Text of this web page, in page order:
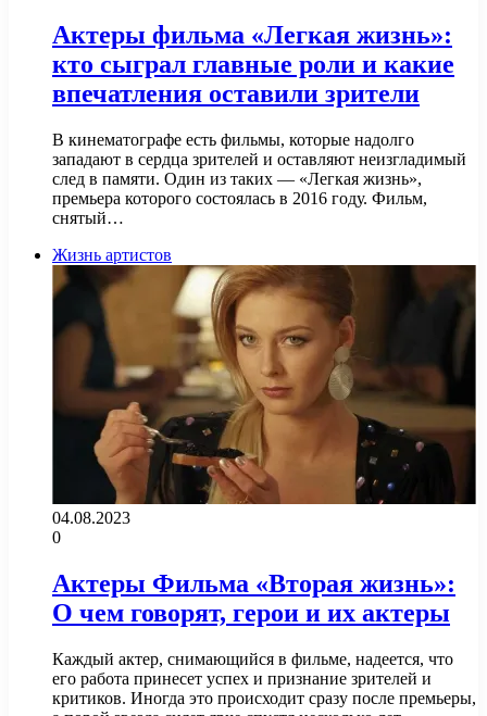
Актеры фильма «Легкая жизнь»:
кто сыграл главные роли и какие
впечатления оставили зрители
В кинематографе есть фильмы, которые надолго
западают в сердца зрителей и оставляют неизгладимый
след в памяти. Один из таких — «Легкая жизнь»,
премьера которого состоялась в 2016 году. Фильм,
снятый…
Жизнь артистов
04.08.2023
0
Актеры Фильма «Вторая жизнь»:
О чем говорят, герои и их актеры
Каждый актер, снимающийся в фильме, надеется, что
его работа принесет успех и признание зрителей и
критиков. Иногда это происходит сразу после премьеры,